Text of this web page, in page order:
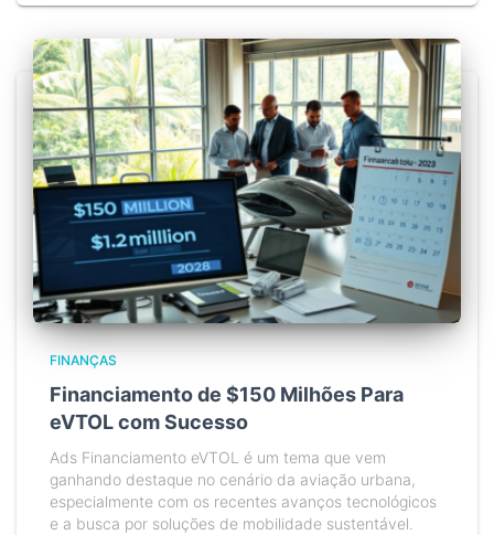
FINANÇAS
Financiamento de $150 Milhões Para
eVTOL com Sucesso
Ads Financiamento eVTOL é um tema que vem
ganhando destaque no cenário da aviação urbana,
especialmente com os recentes avanços tecnológicos
e a busca por soluções de mobilidade sustentável.